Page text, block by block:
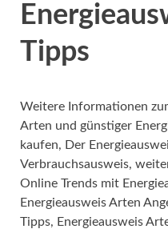
Tipps
Weitere Informationen
Arten und günstiger
kaufen, Der
Verbrauchsausweis,
Online Trends mit
Energieausweis Arten
Tipps, Energieausweis